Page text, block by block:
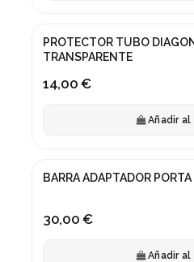
PROTECTOR TUBO
TRANSPARENTE
14,00 €
Añadir
BARRA ADAPTADOR
30,00 €
Añadir